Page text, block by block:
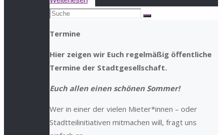
Hohenzollern“
erfolgreich!"
Suchen
Suche
Termine
Hier zeigen wir Euch regelmäßig öffentliche
Termine der Stadtgesellschaft.
Euch allen einen schönen Sommer!
Wer in einer der vielen Mieter*innen – oder
Stadtteilinitiativen mitmachen will, fragt uns